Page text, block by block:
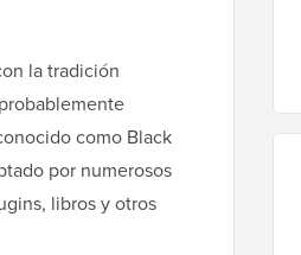
la tradición
como Black
por numerosos
libros y otros